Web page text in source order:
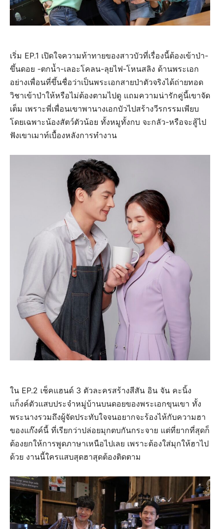
เริ่ม EP.1 เปิดใจความท้าทายของสาวบัวที่เรื่องนี้ต้องเข้าป่า-
ขึ้นดอย -ตกน้ำ-เลอะโคลน-ลุยไฟ-โหนสลิง ด้านพระเอก
อย่างเพื่อนที่ขึ้นชื่อว่าเป็นพระเอกสายป่าตัวจริงได้ถ่ายทอด
วิชาเข้าป่าให้หรือไม่ต้องตามไปดู แถมความน่ารักคู่นี้เขาจัด
เต็ม เพราะพี่เพื่อนเขาพานางเอกบัวไปสร้างวีรกรรมเพียบ
โดยเฉพาะน้องสัตว์ตัวน้อย ทั้งหมูทั้งกบ จะกลัว-หรือจะสู้ไป
ฟังเขาเมาท์เบื้องหลังการทำงาน
ใน EP.2 เช็คแฮนด์ 3 ตัวละครสร้างสีสัน อิน จัน คะนิ้ง
แก็งค์ตัวแสบประจำหมู่บ้านบนดอยของพระเอกขุนเขา ทั้ง
พระนางรวมถึงผู้จัดประทับใจจนอยากจะร้องไห้กับความฮา
ของแก๊งค์นี้ ที่เรียกว่าปล่อยมุกตบกันกระจาย แต่ที่ยากที่สุดก็
ต้องยกให้การพูดภาษาเหนือไปเลย เพราะต้องใส่มุกให้ฮาไป
ด้วย งานนี้ใครแสบสุดฮาสุดต้องติดตาม